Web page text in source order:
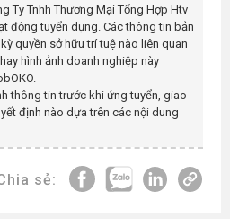
Ty Tnhh Thương Mại Tổng Hợp Htv
động tuyển dụng. Các thông tin bản
quyền sở hữu trí tuệ nào liên quan
hình ảnh doanh nghiệp này
thông tin trước khi ứng tuyển, giao
định nào dựa trên các nội dung
sẻ: